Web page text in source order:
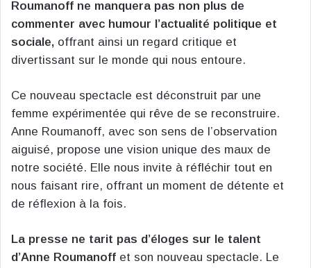
Roumanoff ne manquera pas non plus de
commenter avec humour l’actualité politique et
sociale, offrant ainsi un regard critique et
divertissant sur le monde qui nous entoure.
Ce nouveau spectacle est déconstruit par une
femme expérimentée qui rêve de se reconstruire.
Anne Roumanoff, avec son sens de l’observation
aiguisé, propose une vision unique des maux de
notre société. Elle nous invite à réfléchir tout en
nous faisant rire, offrant un moment de détente et
de réflexion à la fois.
La presse ne tarit pas d’éloges sur le talent
d’Anne Roumanoff et son nouveau spectacle. Le